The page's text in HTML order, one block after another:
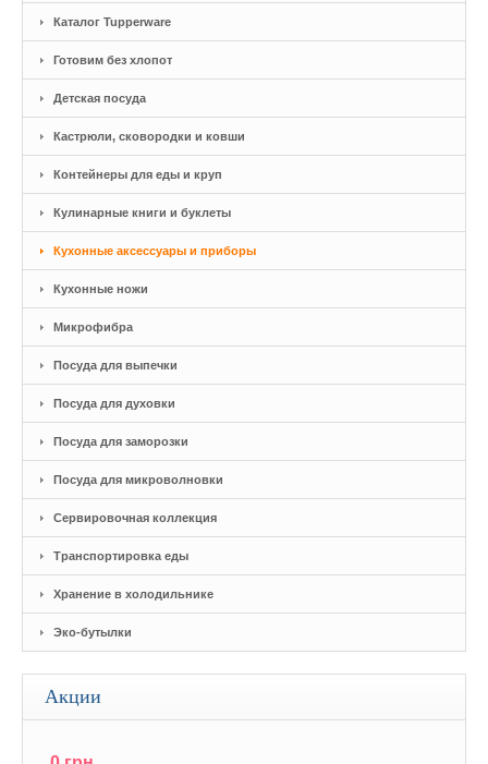
Каталог Tupperware
Готовим без хлопот
Детская посуда
Кастрюли, сковородки и ковши
Контейнеры для еды и круп
Кулинарные книги и буклеты
Кухонные аксессуары и приборы
Кухонные ножи
Микрофибра
Посуда для выпечки
Посуда для духовки
Посуда для заморозки
Посуда для микроволновки
Сервировочная коллекция
Транспортировка еды
Хранение в холодильнике
Эко-бутылки
Акции